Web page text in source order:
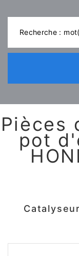
Pièces
pot